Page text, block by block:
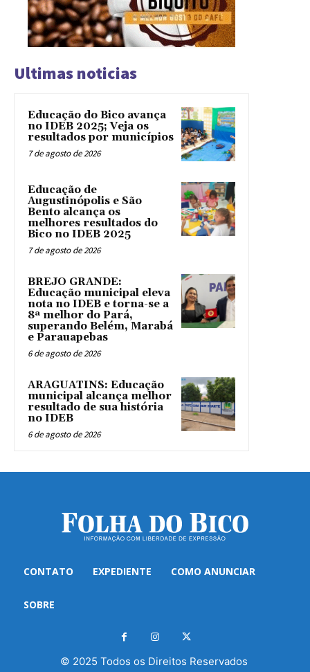
Ultimas noticias
Educação do Bico avança
no IDEB 2025; Veja os
resultados por municípios
7 de agosto de 2026
Educação de
Augustinópolis e São
Bento alcança os
melhores resultados do
Bico no IDEB 2025
7 de agosto de 2026
BREJO GRANDE:
Educação municipal eleva
nota no IDEB e torna-se a
8ª melhor do Pará,
superando Belém, Marabá
e Parauapebas
6 de agosto de 2026
ARAGUATINS: Educação
municipal alcança melhor
resultado de sua história
no IDEB
6 de agosto de 2026
CONTATO EXPEDIENTE COMO ANUNCIAR
SOBRE
© 2025 Todos os Direitos Reservados